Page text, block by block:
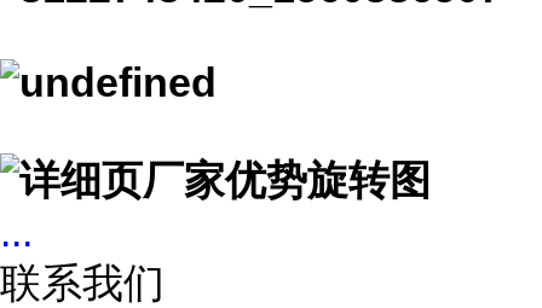
...
联系我们